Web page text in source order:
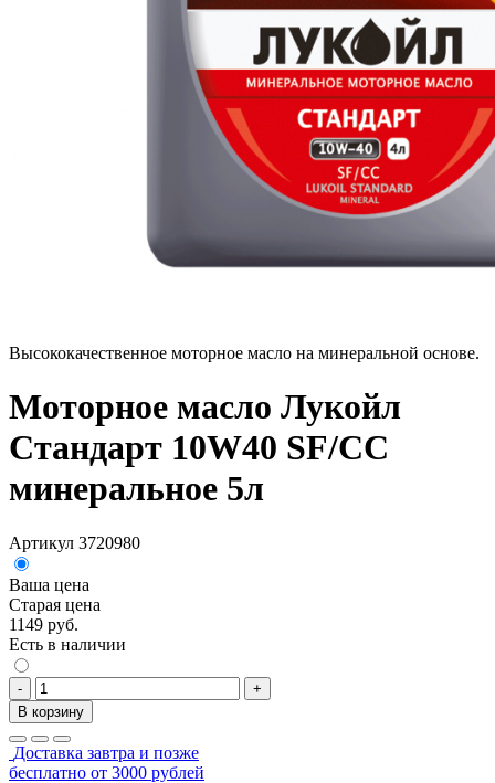
Высококачественное моторное масло на минеральной основе.
Моторное масло Лукойл
Стандарт 10W40 SF/CC
минеральное 5л
Артикул 3720980
Ваша цена
Старая цена
1149 руб.
Есть в наличии
-
+
В корзину
Доставка завтра и позже
бесплатно от 3000 рублей